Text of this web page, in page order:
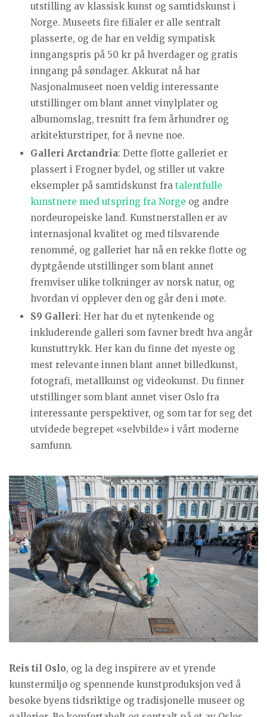
utstilling av klassisk kunst og samtidskunst i
Norge. Museets fire filialer er alle sentralt
plasserte, og de har en veldig sympatisk
inngangspris på 50 kr på hverdager og gratis
inngang på søndager. Akkurat nå har
Nasjonalmuseet noen veldig interessante
utstillinger om blant annet vinylplater og
albumomslag, tresnitt fra fem århundrer og
arkitekturstriper, for å nevne noe.
Galleri Arctandria: Dette flotte galleriet er
plassert i Frogner bydel, og stiller ut vakre
eksempler på samtidskunst fra talentfulle
kunstnere med utspring fra Norge og andre
nordeuropeiske land. Kunstnerstallen er av
internasjonal kvalitet og med tilsvarende
renommé, og galleriet har nå en rekke flotte og
dyptgående utstillinger som blant annet
fremviser ulike tolkninger av norsk natur, og
hvordan vi opplever den og går den i møte.
S9 Galleri: Her har du et nytenkende og
inkluderende galleri som favner bredt hva angår
kunstuttrykk. Her kan du finne det nyeste og
mest relevante innen blant annet billedkunst,
fotografi, metallkunst og videokunst. Du finner
utstillinger som blant annet viser Oslo fra
interessante perspektiver, og som tar for seg det
utvidede begrepet «selvbilde» i vårt moderne
samfunn.
Reis til Oslo, og la deg inspirere av et yrende
kunstermiljø og spennende kunstproduksjon ved å
besøke byens tidsriktige og tradisjonelle museer og